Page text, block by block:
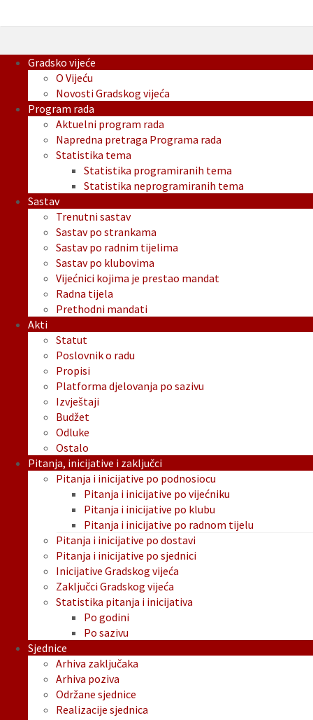
Gradsko vijeće
O Vijeću
Novosti Gradskog vijeća
Program rada
Aktuelni program rada
Napredna pretraga Programa rada
Statistika tema
Statistika programiranih tema
Statistika neprogramiranih tema
Sastav
Trenutni sastav
Sastav po strankama
Sastav po radnim tijelima
Sastav po klubovima
Vijećnici kojima je prestao mandat
Radna tijela
Prethodni mandati
Akti
Statut
Poslovnik o radu
Propisi
Platforma djelovanja po sazivu
Izvještaji
Budžet
Odluke
Ostalo
Pitanja, inicijative i zaključci
Pitanja i inicijative po podnosiocu
Pitanja i inicijative po vijećniku
Pitanja i inicijative po klubu
Pitanja i inicijative po radnom tijelu
Pitanja i inicijative po dostavi
Pitanja i inicijative po sjednici
Inicijative Gradskog vijeća
Zaključci Gradskog vijeća
Statistika pitanja i inicijativa
Po godini
Po sazivu
Sjednice
Arhiva zaključaka
Arhiva poziva
Održane sjednice
Realizacije sjednica